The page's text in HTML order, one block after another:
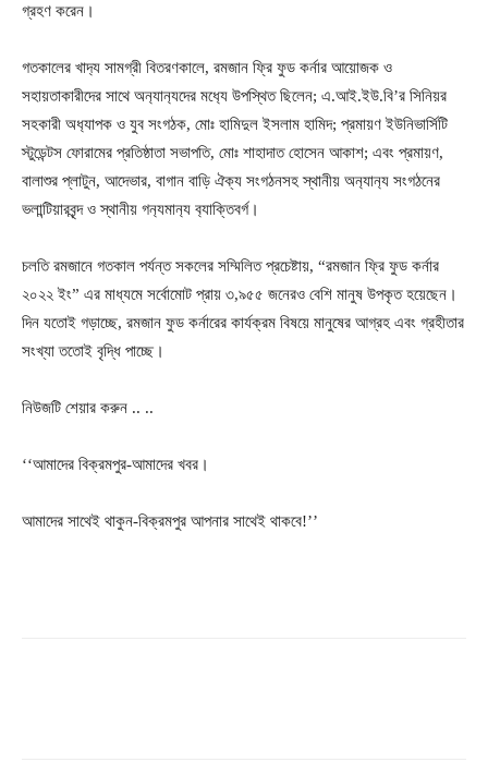
গ্রহণ করেন।
গতকালের খাদ্য সামগ্রী বিতরণকালে, রমজান ফ্রি ফুড কর্নার আয়োজক ও
সহায়তাকারীদের সাথে অন্যান্যদের মধ ্যে উপস্থিত ছিলেন; এ.আই.ইউ.বি’র সিনিয়র
সহকারী অধ্যাপক ও যুব সংগঠক, মোঃ হামিদুল ইসলাম হামিদ; প্রমায়ণ ইউনিভার্সিটি
স্টুডেন্টস ফোরামের প্রতিষ্ঠাতা সভাপতি, মোঃ শাহাদাত হোসেন আকাশ; এবং প্রমায়ণ,
বালাশুর প্লাটুন, আদেভার, বাগান বাড়ি ঐক্য সংগঠনসহ স্থানীয় অন্যান্য সংগঠনের
ভলান্টিয়ারবৃন্দ ও স্থানীয় গন্যমান্য ব্যাক্তিবর্গ।
চলতি রমজানে গতকাল পর্যন্ত সকলের সম্মিলিত প্রচেষ্টায়, “রমজান ফ্রি ফুড কর্নার
২০২২ ইং” এর মাধ্যমে সর্বোমোট প্রায় ৩,৯৫৫ জনেরও বেশি মানুষ উপকৃত হয়েছেন।
দিন যতোই গড়াচ্ছে, রমজান ফুড কর্নারের কার্যক্রম বিষয়ে মানুষের আগ্রহ এবং গ্রহীতার
সংখ্যা ততোই বৃদ্ধি পাচ্ছে।
নিউজটি শেয়ার করুন .. ..
‘‘আমাদের বিক্রমপুর-আমাদের খবর।
আমাদের সাথেই থাকুন-বিক্রমপুর আপনার সাথেই থাকবে!’’